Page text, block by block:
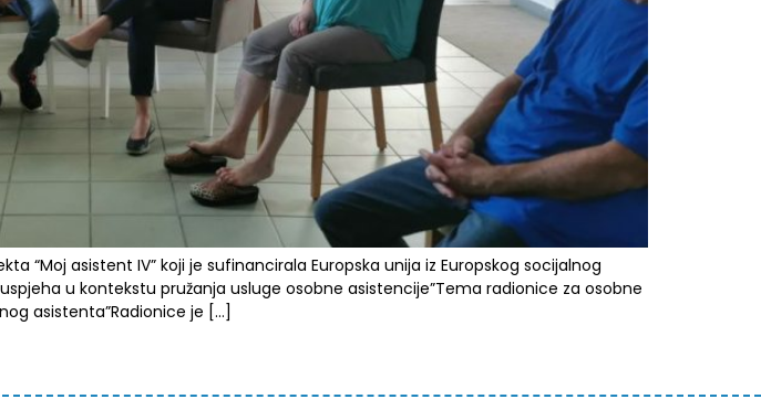
“Moj asistent IV” koji je sufinancirala Europska unija iz Europskog socijalnog
u kontekstu pružanja usluge osobne asistencije”Tema radionice za osobne
asistenta”Radionice je […]